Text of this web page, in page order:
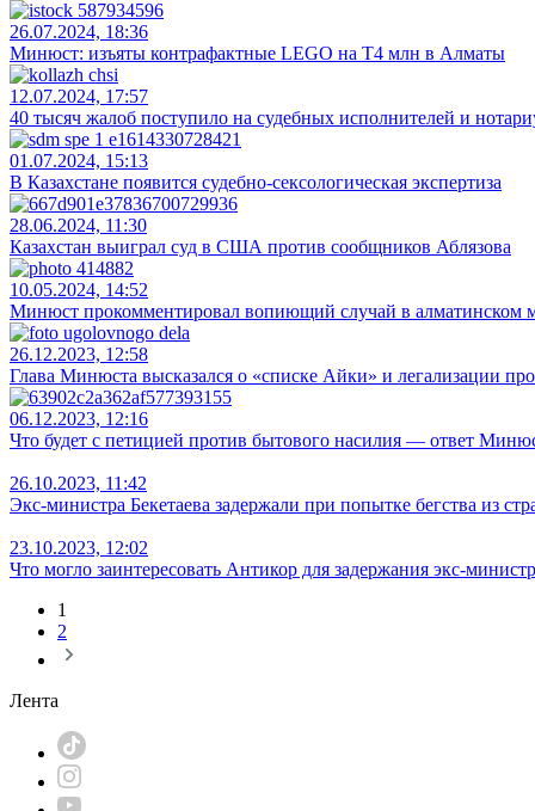
26.07.2024, 18:36
Минюст: изъяты контрафактные LEGO на Т4 млн в Алматы
12.07.2024, 17:57
40 тысяч жалоб поступило на судебных исполнителей и
01.07.2024, 15:13
В Казахстане появится судебно-сексологическая экспертиза
28.06.2024, 11:30
Казахстан выиграл суд в США против сообщников Аблязова
10.05.2024, 14:52
Минюст прокомментировал вопиющий случай в алматинском
26.12.2023, 12:58
Глава Минюста высказался о «списке Айки» и легализации
06.12.2023, 12:16
Что будет с петицией против бытового насилия — ответ
26.10.2023, 11:42
Экс-министра Бекетаева задержали при попытке бегства из
23.10.2023, 12:02
Что могло заинтересовать Антикор для задержания экс-
1
2
Лента